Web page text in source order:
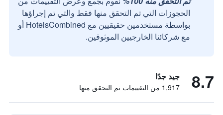
الحجوزات التي تم التحقق منها فقط والتي تم إجراؤها
بواسطة مستخدمين حقيقيين مع HotelsCombined أو
مع شركائنا الخارجيين الموثوقين.
8.7 جيد جدًا
1,917 من التقييمات تم التحقق منها